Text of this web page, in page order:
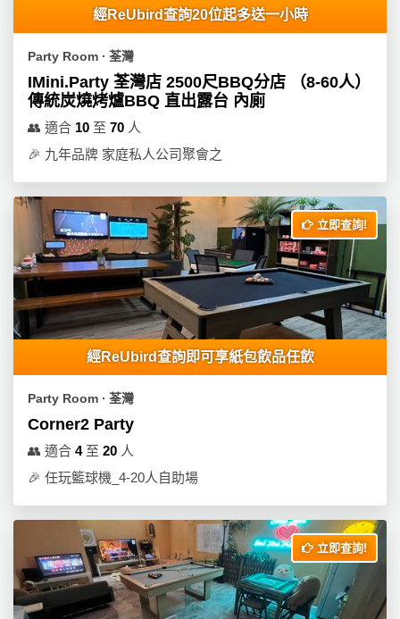
經ReUbird查詢20位起多送一小時
Party Room ∙ 荃灣
IMini.Party 荃灣店 2500尺BBQ分店 （8-60人）
傳統炭燒烤爐BBQ 直出露台 內廁
👥 適合 10 至 70 人
🎉 九年品牌 家庭私人公司聚會之
立即查詢!
經ReUbird查詢即可享紙包飲品任飲
Party Room ∙ 荃灣
Corner2 Party
👥 適合 4至 20 人
🎉 任玩籃球機_4-20人自助場
立即查詢!